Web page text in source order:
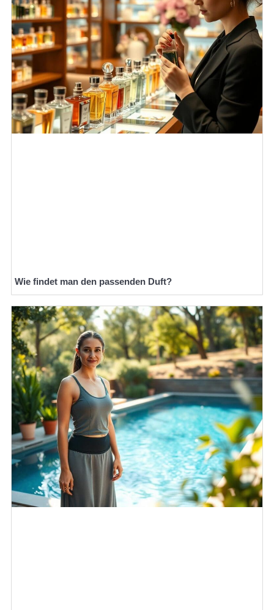
Wie findet man den passenden Duft?